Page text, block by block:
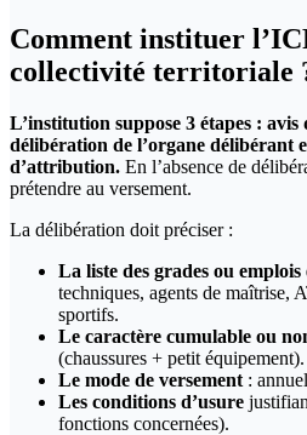
Comment instituer
collectivité territoriale
L’institution suppose 3 étapes :
délibération de l’organe délibérant
d’attribution. En l’absence de
prétendre au versement.
La délibération doit préciser :
La liste des grades ou emplois
techniques, agents de maîtrise,
sportifs.
Le caractère cumulable ou
(chaussures + petit équipement).
Le mode de versement :
Les conditions d’usure
fonctions concernées).